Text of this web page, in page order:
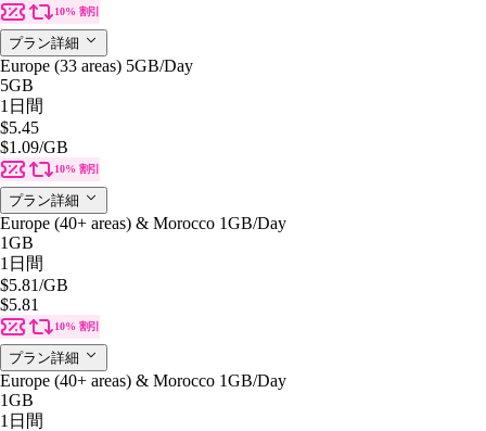
10% 割引
プラン詳細
Europe (33 areas) 5GB/Day
5GB
1日間
$5.45
$1.09/GB
10% 割引
プラン詳細
Europe (40+ areas) & Morocco 1GB/Day
1GB
1日間
$5.81/GB
$5.81
10% 割引
プラン詳細
Europe (40+ areas) & Morocco 1GB/Day
1GB
1日間